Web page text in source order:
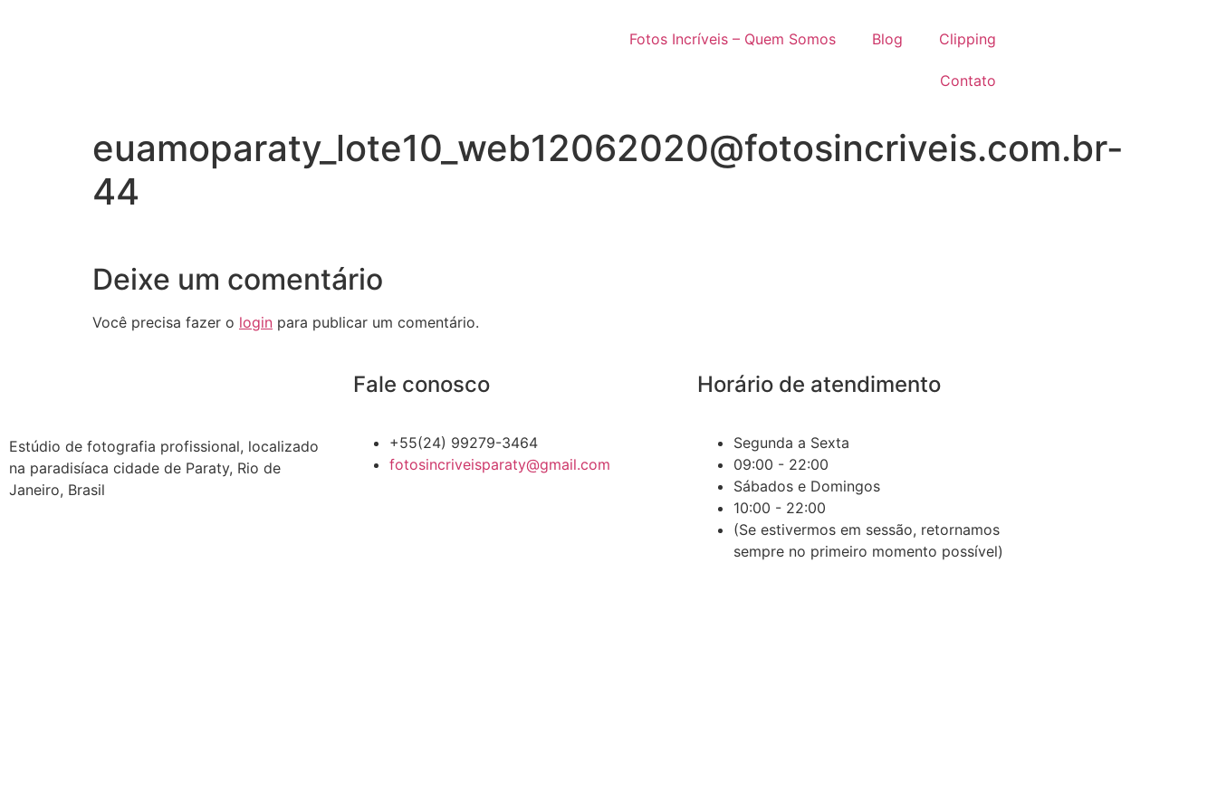
Fotos Incríveis – Quem Somos Blog Clipping
Contato
euamoparaty_lote10_web12062020@fotosincriveis.com.br-
44
Deixe um comentário
Você precisa fazer o login para publicar um comentário.
Estúdio de fotografia profissional, localizado
na paradisíaca cidade de Paraty, Rio de
Janeiro, Brasil
Fale conosco
+55(24) 99279-3464
fotosincriveisparaty@gmail.com
Horário de atendimento
Segunda a Sexta
09:00 - 22:00
Sábados e Domingos
10:00 - 22:00
(Se estivermos em sessão, retornamos
sempre no primeiro momento possível)